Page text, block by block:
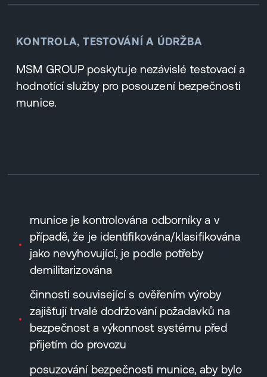
KONTROLA, TESTOVÁNÍ A ÚDRŽBA
MSM GROUP poskytuje nezávislé testovací a
hodnotící služby pro posouzení bezpečnosti
munice.
munice je kontrolována odborníky a v
případě, že je identifikována/klasifikována
jako nevyhovující, je podle potřeby
demilitarizována
činnosti související s ověřením výroby
zajišťují trvalé dodržování požadavků na
bezpečnost a výkonnost systému před
přijetím do provozu
posuzování bezpečnosti munice, aby bylo